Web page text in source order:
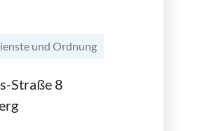
und Ordnung
Straße 8